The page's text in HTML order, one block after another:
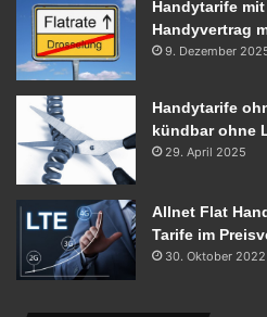
Handytarife
Handyvertrag
9. Dezember
Handytarife
kündbar ohne
29. April 2025
Allnet Flat
Tarife im
30. Oktober 2022